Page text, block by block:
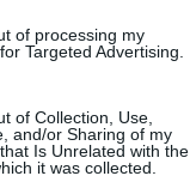
of processing my
Targeted Advertising.
of Collection, Use,
and/or Sharing of my
Is Unrelated with the
it was collected.